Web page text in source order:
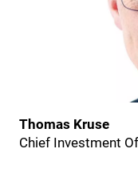
Thomas Kruse
Chief Investment